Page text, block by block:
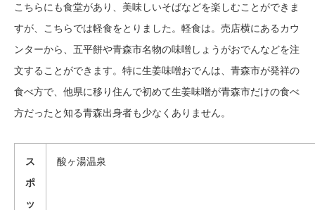
こちらにも食堂があり、美味しいそばなどを楽しむことができま
すが、こちらでは軽食をとりました。軽食は。売店横にあるカウ
ンターから、五平餅や青森市名物の味噌しょうがおでんなどを注
文することができます。特に生姜味噌おでんは、青森市が発祥の
食べ方で、他県に移り住んで初めて生姜味噌が青森市だけの食べ
方だったと知る青森出身者も少なくありません。
ス
ポ
ッ
酸ヶ湯温泉